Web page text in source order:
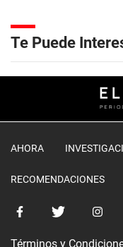
Te Puede
AHORA
RECOMENDACIONES
Términos y